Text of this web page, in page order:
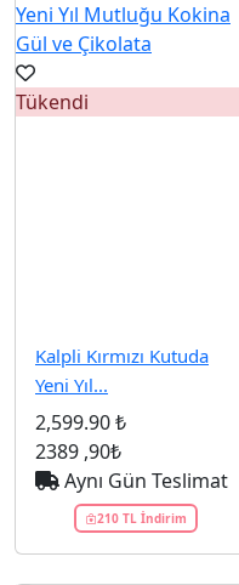
Tükendi
Kalpli Kırmızı Kutuda
Yeni Yıl...
2,599.90 ₺
2389 ,90₺
Aynı Gün Teslimat
210 TL İndirim